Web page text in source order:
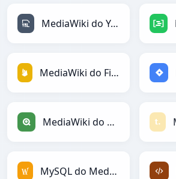
MediaWiki do YAML
MediaWiki do Firebase
MediaWiki do Qlik
MySQL do MediaWiki